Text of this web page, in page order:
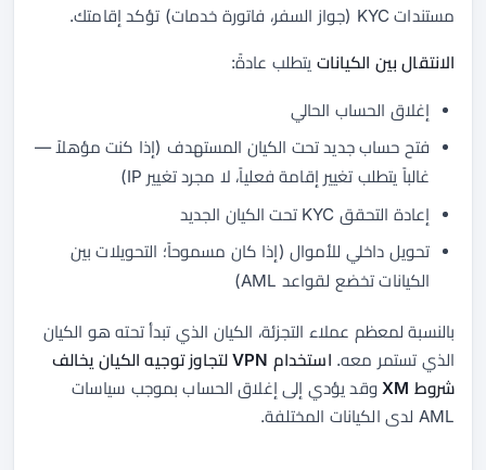
مستندات KYC (جواز السفر، فاتورة خدمات) تؤكد إقامتك.
الانتقال بين الكيانات يتطلب عادةً:
إغلاق الحساب الحالي
فتح حساب جديد تحت الكيان المستهدف (إذا كنت مؤهلاً —
غالباً يتطلب تغيير إقامة فعلياً، لا مجرد تغيير IP)
إعادة التحقق KYC تحت الكيان الجديد
تحويل داخلي للأموال (إذا كان مسموحاً؛ التحويلات بين
الكيانات تخضع لقواعد AML)
بالنسبة لمعظم عملاء التجزئة، الكيان الذي تبدأ تحته هو الكيان
الذي تستمر معه.
استخدام VPN لتجاوز توجيه الكيان يخالف
شروط XM
وقد يؤدي إلى إغلاق الحساب بموجب سياسات
AML لدى الكيانات المختلفة.